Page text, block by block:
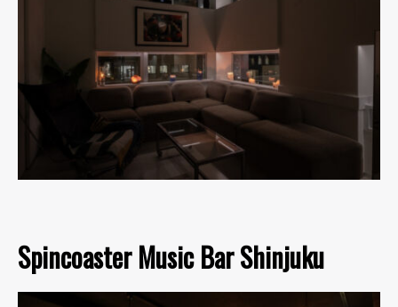
Spincoaster Music Bar Shinjuku